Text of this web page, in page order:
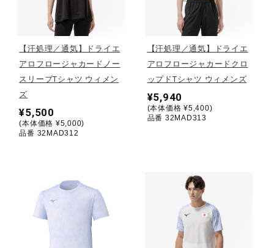
寝具／ミズノスリープ
アウトドア／レイン
サポーター
ジュニア／キッズ
メディカル
【汗処理／通気】ドライエ
アロフロージャカードノー
スリーブTシャツ ウィメン
ズ
¥5,500
(本体価格 ¥5,000)
品番 32MAD312
【汗処理／通気】ドライエ
アロフロージャカードクロ
ップドTシャツ ウィメンズ
¥5,940
(本体価格 ¥5,400)
品番 32MAD313